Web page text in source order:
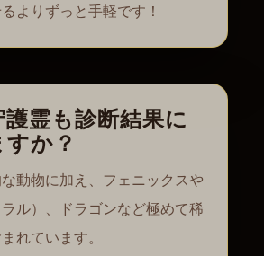
よりずっと手軽です！
霊も診断結果に
か？
動物に加え、フェニックスや
ル）、ドラゴンなど極めて稀
れています。